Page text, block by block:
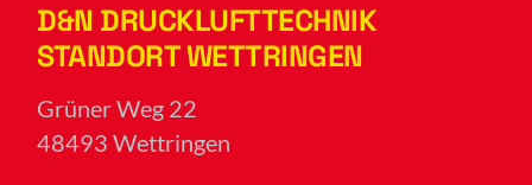
D&N DRUCKLUFTTECHNIK
STANDORT WETTRINGEN
Grüner Weg 22
48493 Wettringen